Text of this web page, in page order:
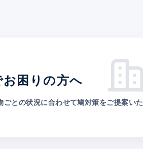
困りの方へ
との状況に合わせて鳩対策をご提案いた